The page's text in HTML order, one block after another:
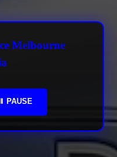
Melbourne
PAUSE